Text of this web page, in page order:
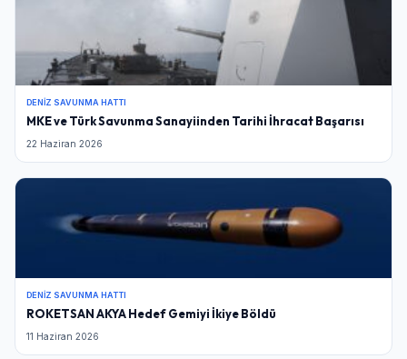
DENIZ SAVUNMA HATTI
MKE ve Türk Savunma Sanayiinden Tarihi İhracat Başarısı
22 Haziran 2026
DENIZ SAVUNMA HATTI
ROKETSAN AKYA Hedef Gemiyi İkiye Böldü
11 Haziran 2026